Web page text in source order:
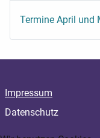
Termine April und
Impressum
Datenschutz